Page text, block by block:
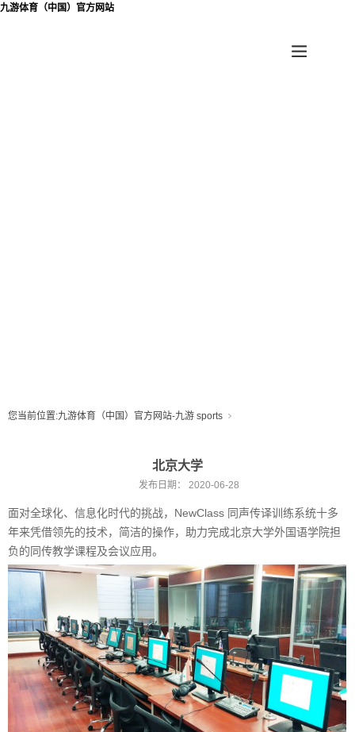
九游体育（中国）官方网站
您当前位置:九游体育（中国）官方网站-九游 sports
北京大学
发布日期： 2020-06-28
面对全球化、信息化时代的挑战，NewClass 同声传译训练系统十多
年来凭借领先的技术，简洁的操作，助力完成北京大学外国语学院担
负的同传教学课程及会议应用。